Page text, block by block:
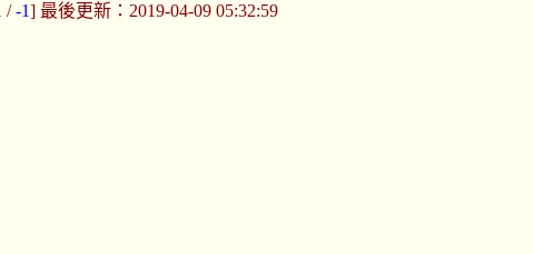
/-1] 最後更新：2019-04-09 05:32:59